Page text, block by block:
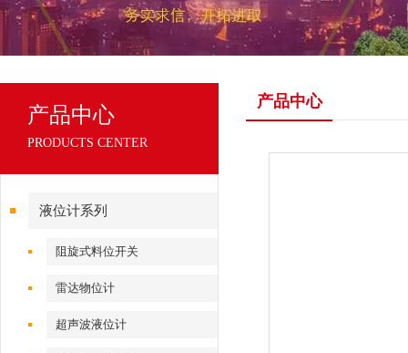
产品中心
PRODUCTS CENTER
液位计系列
阻旋式料位开关
雷达物位计
超声波液位计
产品中心